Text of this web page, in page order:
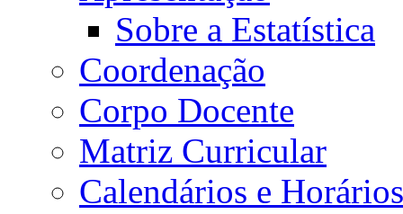
Sobre a Estatística
Coordenação
Corpo Docente
Matriz Curricular
Calendários e Horários